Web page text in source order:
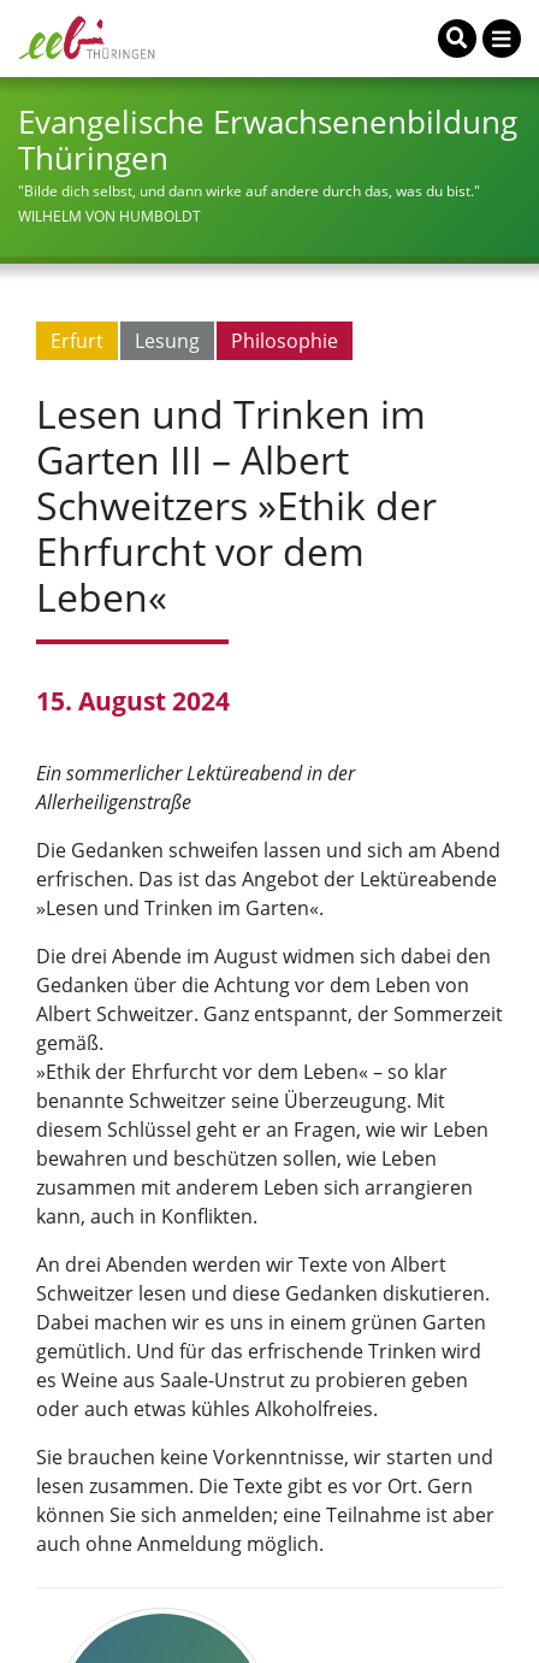
Evangelische Erwachsenenbildung
Thüringen
"Bilde dich selbst, und dann wirke auf andere durch das, was du bist."
WILHELM VON HUMBOLDT
Erfurt Lesung Philosophie
Lesen und Trinken im
Garten III – Albert
Schweitzers »Ethik der
Ehrfurcht vor dem
Leben«
15. August 2024
Ein sommerlicher Lektüreabend in der
Allerheiligenstraße
Die Gedanken schweifen lassen und sich am Abend
erfrischen. Das ist das Angebot der Lektüreabende
»Lesen und Trinken im Garten«.
Die drei Abende im August widmen sich dabei den
Gedanken über die Achtung vor dem Leben von
Albert Schweitzer. Ganz entspannt, der Sommerzeit
gemäß.
»Ethik der Ehrfurcht vor dem Leben« – so klar
benannte Schweitzer seine Überzeugung. Mit
diesem Schlüssel geht er an Fragen, wie wir Leben
bewahren und beschützen sollen, wie Leben
zusammen mit anderem Leben sich arrangieren
kann, auch in Konflikten.
An drei Abenden werden wir Texte von Albert
Schweitzer lesen und diese Gedanken diskutieren.
Dabei machen wir es uns in einem grünen Garten
gemütlich. Und für das erfrischende Trinken wird
es Weine aus Saale-Unstrut zu probieren geben
oder auch etwas kühles Alkoholfreies.
Sie brauchen keine Vorkenntnisse, wir starten und
lesen zusammen. Die Texte gibt es vor Ort. Gern
können Sie sich anmelden; eine Teilnahme ist aber
auch ohne Anmeldung möglich.